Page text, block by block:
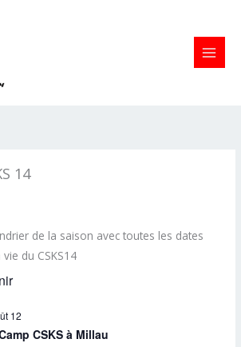
14
de la saison avec toutes les dates
du CSKS14
12
CSKS à Millau